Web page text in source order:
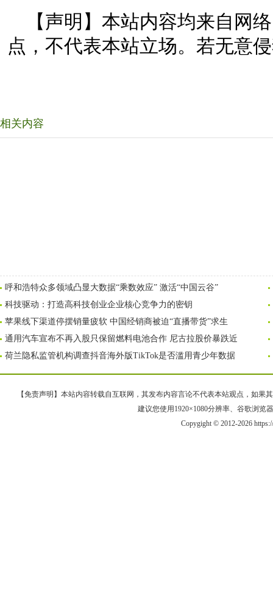
【声明】本站内容均来自网
点，不代表本站立场。若无意
相关内容
呼和浩特众多领域凸显大数据“乘数效应” 激活“中国云谷”
科技驱动：打造高科技创业企业核心竞争力的密钥
苹果线下渠道停摆销量疲软 中国经销商被迫“直播带货”求生
通用汽车宣布不再入股只保留燃料电池合作 尼古拉股价暴跌近
荷兰隐私监管机构调查抖音海外版TikTok是否滥用青少年数据
【免责声明】本站内容转载自互联网，其发布内容言论不代表本站观点，如果
建议您使用1920×1080分辨率、谷歌浏览
Copygight © 2012-2026